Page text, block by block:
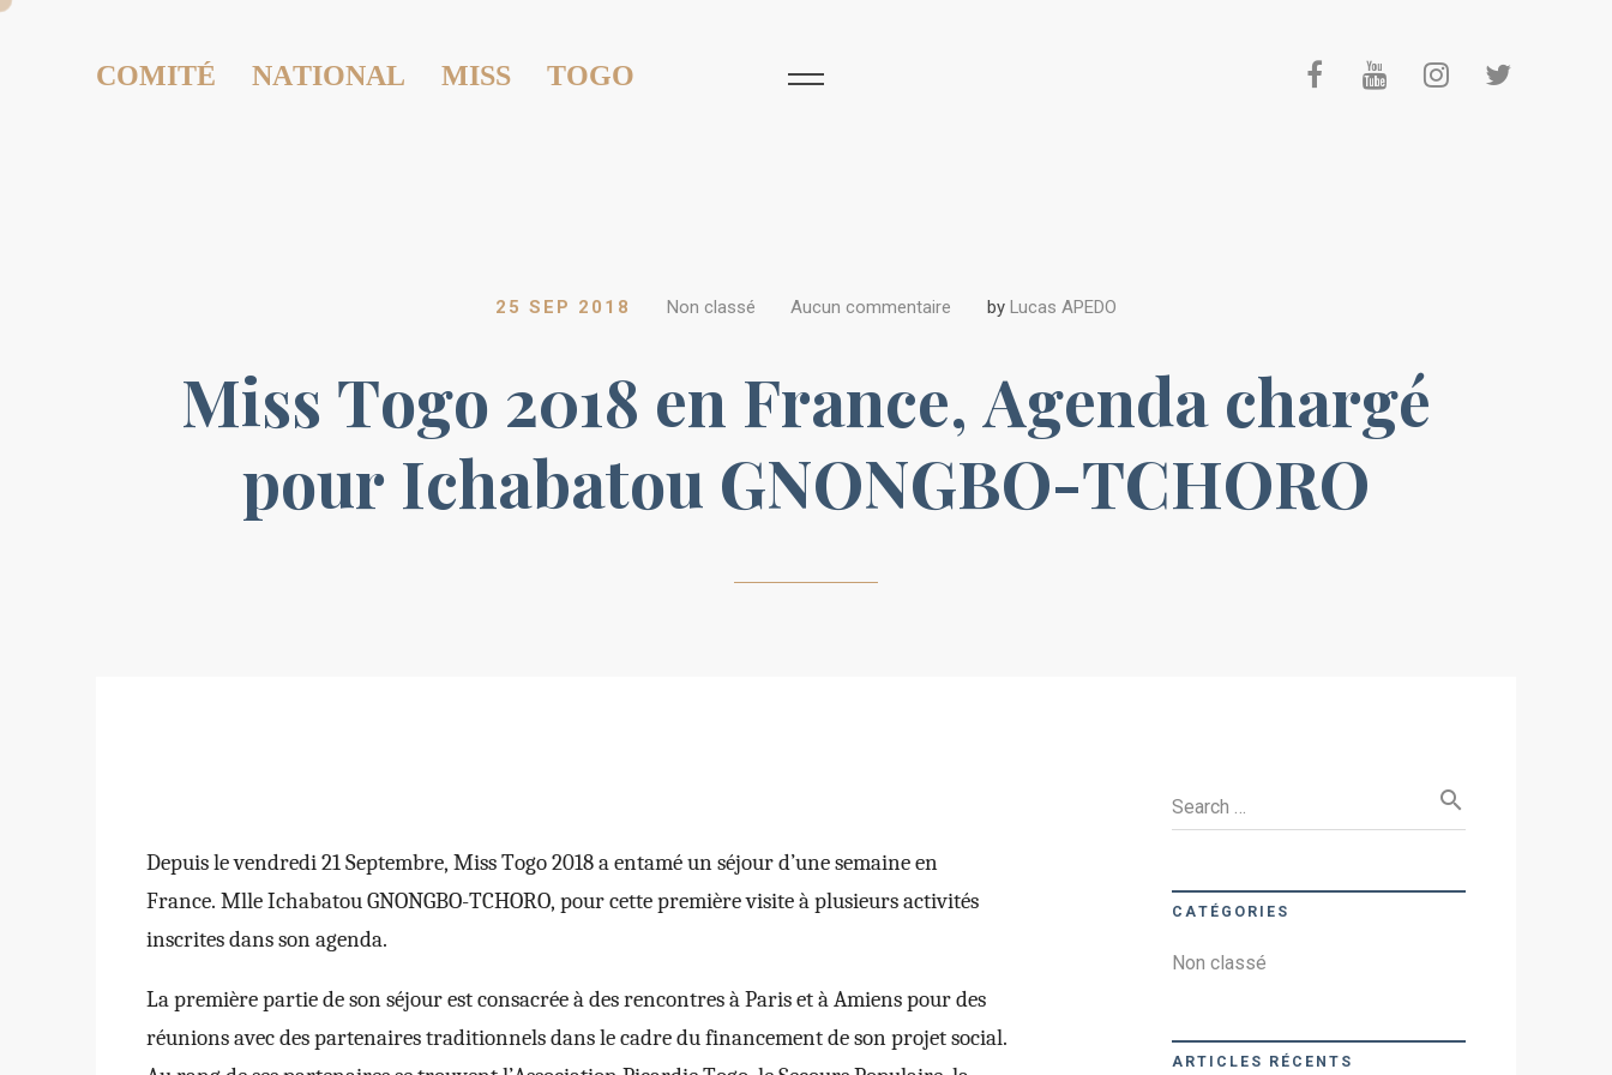
COMITÉ NATIONAL MISS TOGO
25 SEP 2018 Non classé Aucun commentaire by Lucas APEDO
Miss Togo 2018 en France, Agenda chargé
pour Ichabatou GNONGBO-TCHORO
Depuis le vendredi 21 Septembre, Miss Togo 2018 a entamé un séjour d’une semaine en
France. Mlle Ichabatou GNONGBO-TCHORO, pour cette première visite à plusieurs activités
inscrites dans son agenda.
La première partie de son séjour est consacrée à des rencontres à Paris et à Amiens pour des
réunions avec des partenaires traditionnels dans le cadre du financement de son projet social.
Search … search
CATÉGORIES
Non classé
ARTICLES RÉCENTS